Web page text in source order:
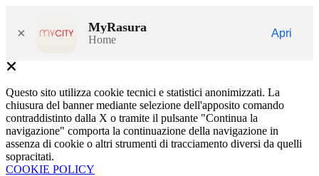
× MyRasura
Home
Apri
Questo sito utilizza cookie tecnici e statistici anonimizzati. La
chiusura del banner mediante selezione dell'apposito comando
contraddistinto dalla X o tramite il pulsante "Continua la
navigazione" comporta la continuazione della navigazione in
assenza di cookie o altri strumenti di tracciamento diversi da quelli
sopracitati.
COOKIE POLICY